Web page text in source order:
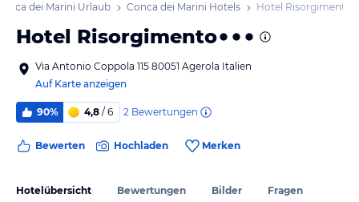
dei Marini Urlaub Conca dei Marini Hotels Hotel Risorgimento
Hotel Risorgimento
Via Antonio Coppola 115 80051 Agerola Italien
Auf Karte anzeigen
90% 4,8 / 6 2 Bewertungen
Bewerten Hochladen Merken
Hotelübersicht Bewertungen Bilder Fragen